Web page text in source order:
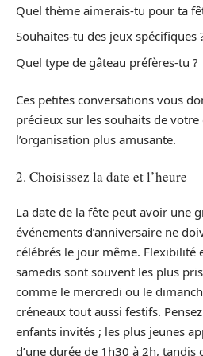
Quel thème aimerais-tu pour ta
Souhaites-tu des jeux spécifiques
Quel type de gâteau préfères-tu ?
Ces petites conversations vous
précieux sur les souhaits de
l’organisation plus amusante.
2. Choisissez la date et l’heure
La date de la fête peut avoir une
événements d’anniversaire ne
célébrés le jour même. Flexibilité
samedis sont souvent les plus
comme le mercredi ou le
créneaux tout aussi festifs.
enfants invités ; les plus jeunes
d’une durée de 1h30 à 2h, tandis